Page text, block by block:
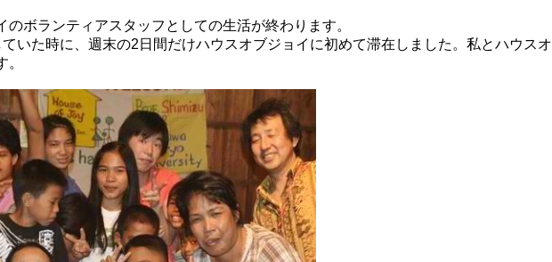
ボランティアスタッフとしての生活が終わります。
いた時に、週末の2日間だけハウスオブジョイに初めて滞在しました。私とハウスオ